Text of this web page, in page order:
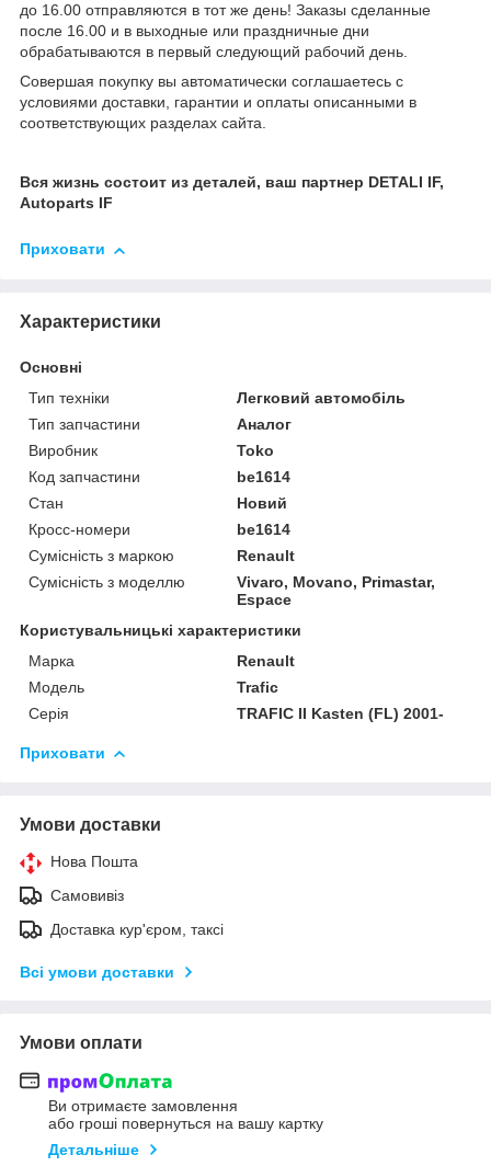
до 16.00 отправляются в тот же день! Заказы сделанные
после 16.00 и в выходные или праздничные дни
обрабатываются в первый следующий рабочий день.
Совершая покупку вы автоматически соглашаетесь с
условиями доставки, гарантии и оплаты описанными в
соответствующих разделах сайта.
Вся жизнь состоит из деталей, ваш партнер DETALI IF,
Autoparts IF
Приховати
Характеристики
Основні
Тип техніки
Легковий автомобіль
Тип запчастини
Аналог
Виробник
Toko
Код запчастини
be1614
Стан
Новий
Кросс-номери
be1614
Сумісність з маркою
Renault
Сумісність з моделлю
Vivaro, Movano, Primastar,
Espace
Користувальницькі характеристики
Марка
Renault
Модель
Trafic
Серія
TRAFIC II Kasten (FL) 2001-
Приховати
Умови доставки
Нова Пошта
Самовивіз
Доставка кур'єром, таксі
Всі умови доставки
Умови оплати
Ви отримаєте замовлення
або гроші повернуться на вашу картку
Детальніше